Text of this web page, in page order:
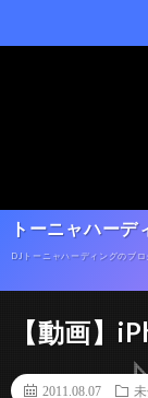
トーニャハー
DJトーニャハーディングのブ
【動画】
2011.08.07